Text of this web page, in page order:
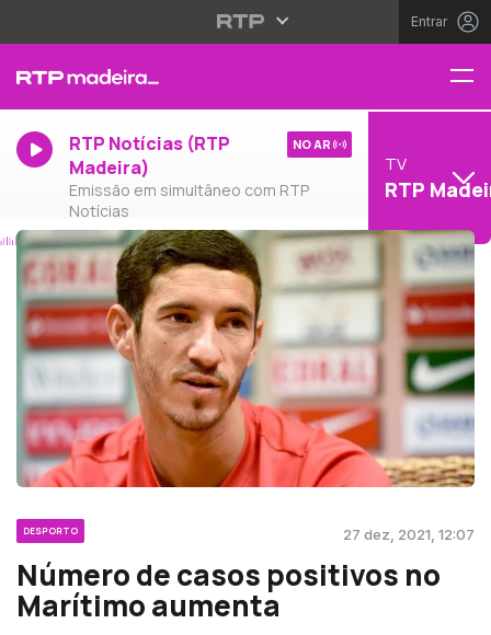
Entrar
RTP Notícias (RTP
Madeira)
Emissão em simultâneo com RTP
Notícias
NO AR
TV
RTP
DESPORTO 27 dez, 2021, 12:07
Número de casos positivos no
Marítimo aumenta